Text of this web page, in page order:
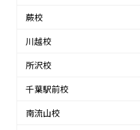
蕨校
川越校
所沢校
千葉駅前校
南流山校